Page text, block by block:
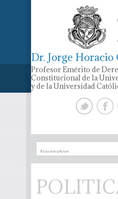
Dr. Jorge Horacio
Profesor Emérito de
Constitucional de la
y de la Universidad